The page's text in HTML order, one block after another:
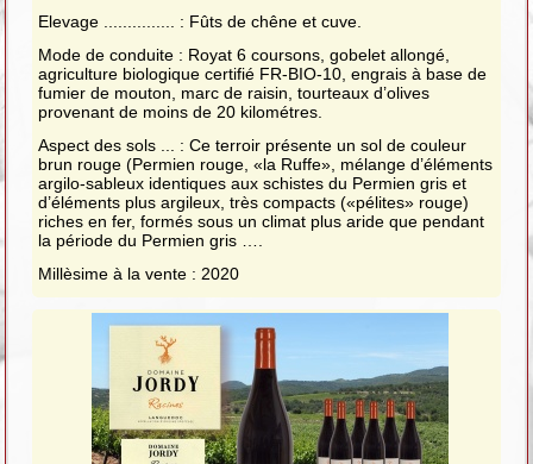
Elevage ............... : Fûts de chêne et cuve.
Mode de conduite : Royat 6 coursons, gobelet allongé,
agriculture biologique certifié FR-BIO-10, engrais à base de
fumier de mouton, marc de raisin, tourteaux d’olives
provenant de moins de 20 kilométres.
Aspect des sols ... : Ce terroir présente un sol de couleur
brun rouge (Permien rouge, «la Ruffe», mélange d’éléments
argilo-sableux identiques aux schistes du Permien gris et
d’éléments plus argileux, très compacts («pélites» rouge)
riches en fer, formés sous un climat plus aride que pendant
la période du Permien gris ….
Millèsime à la vente : 2020